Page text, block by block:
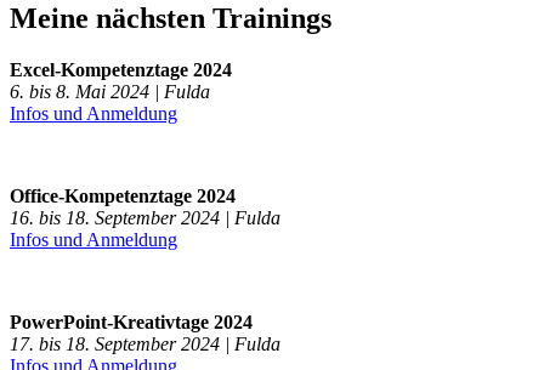
Meine nächsten Trainings
Excel-Kompetenztage 2024
6. bis 8. Mai 2024 | Fulda
Infos und Anmeldung
Office-Kompetenztage 2024
16. bis 18. September 2024 | Fulda
Infos und Anmeldung
PowerPoint-Kreativtage 2024
17. bis 18. September 2024 | Fulda
Infos und Anmeldung